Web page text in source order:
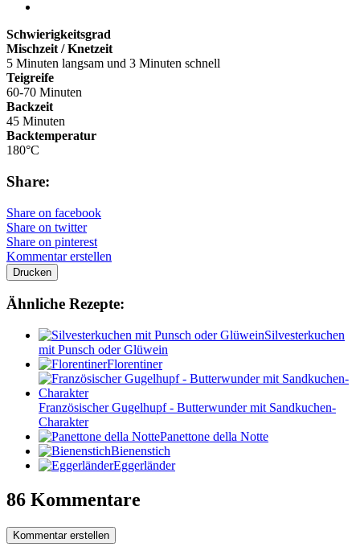
Schwierigkeitsgrad
Mischzeit / Knetzeit
5 Minuten langsam und 3 Minuten schnell
Teigreife
60-70 Minuten
Backzeit
45 Minuten
Backtemperatur
180°C
Share:
Share on facebook
Share on twitter
Share on pinterest
Kommentar erstellen
Drucken
Ähnliche Rezepte:
Silvesterkuchen
mit Punsch oder Glüwein
Florentiner
Französischer Gugelhupf - Butterwunder mit Sandkuchen-
Charakter
Panettone della Notte
Bienenstich
Eggerländer
86 Kommentare
Kommentar erstellen